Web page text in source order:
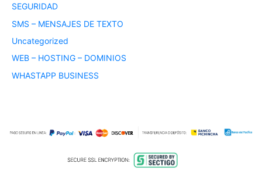
SEGURIDAD
SMS – MENSAJES DE TEXTO
Uncategorized
WEB – HOSTING – DOMINIOS
WHASTAPP BUSINESS